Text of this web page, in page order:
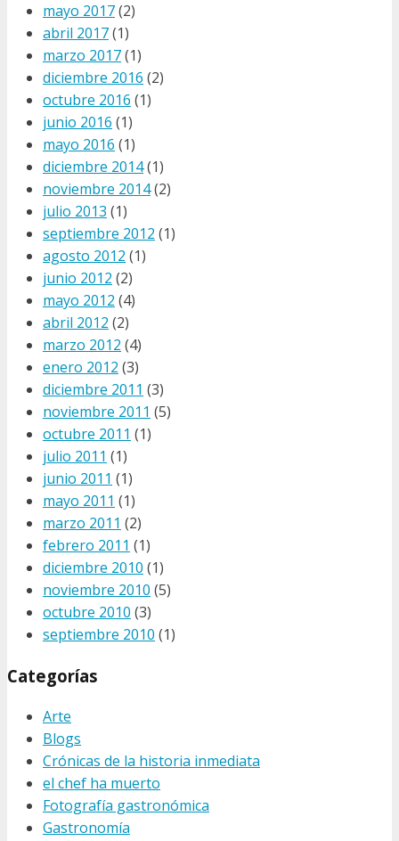
mayo 2017(2)
abril 2017(1)
marzo 2017(1)
diciembre 2016 (2)
octubre 2016 (1)
junio 2016 (1)
mayo 2016 (1)
diciembre 2014(1)
noviembre 2014(2)
julio 2013 (1)
septiembre 2012 (1)
agosto 2012 (1)
junio 2012 (2)
mayo 2012 (4)
abril 2012 (2)
marzo 2012 (4)
enero 2012 (3)
diciembre 2011 (3)
noviembre 2011 (5)
octubre 2011 (1)
julio 2011 (1)
junio 2011 (1)
mayo 2011 (1)
marzo 2011 (2)
febrero 2011 (1)
diciembre 2010 (1)
noviembre 2010 (5)
octubre 2010 (3)
septiembre 2010 (1)
Categorías
Arte
Blogs
Crónicas de la historia inmediata
el chef ha muerto
Fotografía gastronómica
Gastronomía